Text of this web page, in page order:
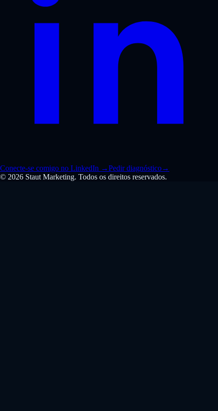
Conecte-se comigo no LinkedIn →Pedir diagnóstico→
© 2026 Staut Marketing. Todos os direitos reservados.